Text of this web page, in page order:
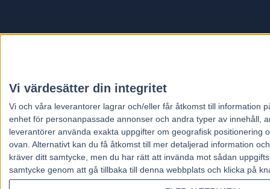
Vi värdesätter din integritet
Vi och våra leverantorer lagrar och/eller får åtkomst till information
enhet för personanpassade annonser och andra typer av innehåll,
leverantörer använda exakta uppgifter om geografisk
ovan. Alternativt kan du få åtkomst till mer detaljerad information
kräver ditt samtycke, men du har rätt att invända mot sådan
samtycke genom att gå tillbaka till denna webbplats och klicka på